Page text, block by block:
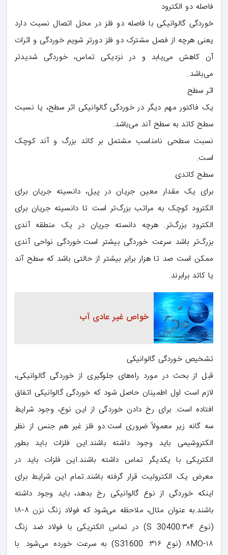
فاصله دو الکترود
خوردگی گالوانیکی با فاصله دو فلز در محل اتصال نسبت دارد
یعنی هرچه از فصل مشترک دو فلز دورتر شویم خوردگی و اثرات
آن کاهش می‌یابد و در نزدیکی تماس، خوردگی شدیدتر
می‌باشد.
اثر سطح
یک فاکتور مهم دیگر در خوردگی گالوانیکی اثر سطح، یا نسبت
سطح کاتد به سطح آند می‌باشد.
نسبت سطحی نامناسب مشتمل بر کاتد بزرگ و آند کوچک
است.
سطح کاتدی
برای یک مقدار معین جریان در پیل، دانسیته جریان برای
الکترود کوچک به مراتب بزرگ‌تر است تا دانسیته جریان برای
الکترود بزرگ‌تر. هرچه دانسته جریان در یک منطقه آندی
بزرگ‌تر باشد سرعت خوردگی بیشتر است.خوردگی نواحی آندی
ممکن است صد تا هزار برابر بیشتر از حالتی باشد که سطح آند
یا کاتد برابرند.
خواص غیر عادی آب
تشخیص خوردگی گالوانیکی
قبل از بحث در مورد راه‌های جلوگیری از خوردگی گالوانیکی،
لازم است اول اطمینان حاصل شود که خوردگی گالوانیکی اتفاق
افتاده است. برای رخ دادن خوردگی از این نوع، وجود شرایط
سه گانه زیر معمولاً ضروری است.دو فلز غیر هم جنس از نظر
الکتروشیمی باید وجود داشته باشند.این فلزات باید بطور
الکتریکی با یکدیگر تماس داشته باشند.این فلزات باید در
معرض یک الکترولیت قرار گرفته باشند.تمام این شرایط برای
اینکه خوردگی از نوع گالوانیکی رخ بدهد، باید وجود داشته
باشند.به عنوان مثال، ملاحظه می‌شود که فولاد زنگ نزن ٨-١٨
(نوع ۳۰۴:S 30400) در تماس الکتریکی با فولاد ضد زنگ
۱۸-۸MO (نوع ۳۱۶: S31600) به سرعت خورده می‌شود. با